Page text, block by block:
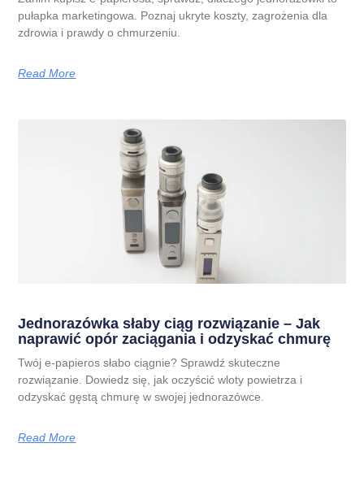
pułapka marketingowa. Poznaj ukryte koszty, zagrożenia dla
zdrowia i prawdy o chmurzeniu.
Read More
Jednorazówka słaby ciąg rozwiązanie – Jak
naprawić opór zaciągania i odzyskać chmurę
Twój e-papieros słabo ciągnie? Sprawdź skuteczne
rozwiązanie. Dowiedz się, jak oczyścić wloty powietrza i
odzyskać gęstą chmurę w swojej jednorazówce.
Read More